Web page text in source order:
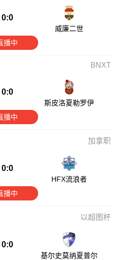
0:0
威廉二世
播中
BNXT
0:0
斯皮洛夏勒罗伊
播中
加拿职
0:0
HFX流浪者
播中
以超图杯
0:0
基尔史莫纳夏普尔